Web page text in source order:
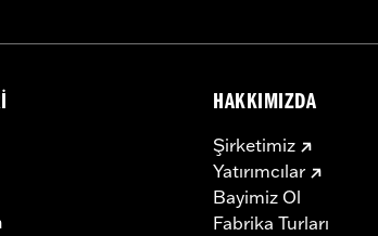
HAKKIMIZDA
Şirketimiz
Yatırımcılar
Bayimiz Ol
Fabrika Turları